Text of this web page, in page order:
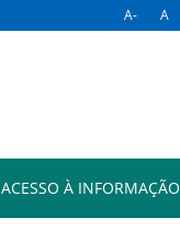
A- A
ACESSO À INFORMAÇÃO